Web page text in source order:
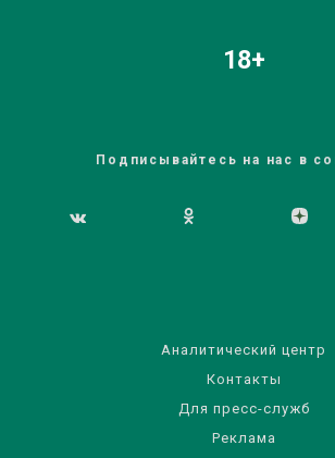
18+
Подписывайтесь на нас в
Аналитический центр
Контакты
Для пресс-служб
Реклама